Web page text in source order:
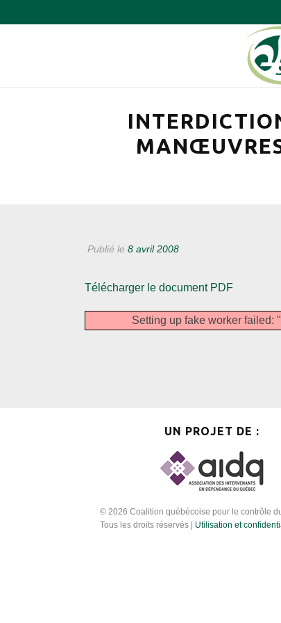
Publié le 8 avril 2008
Télécharger le document PDF
Setting up fake worker failed:
UN PROJET DE :
© 2026 Coalition québécoise pour le contrôle
Tous les droits réservés | Utilisation et